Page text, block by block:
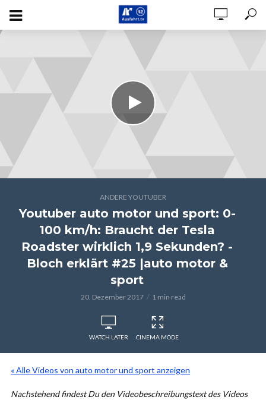
ANDERE YOUTUBER
Youtuber auto motor und sport: 0-
100 km/h: Braucht der Tesla
Roadster wirklich 1,9 Sekunden? -
Bloch erklärt #25 |auto motor &
sport
20. Dezember 2017 1 min read
WATCH LATER CINEMA MODE
« Alle Videos von auto motor und sport anzeigen
Nachstehend findest Du den Videobeschreibungstext des Videos